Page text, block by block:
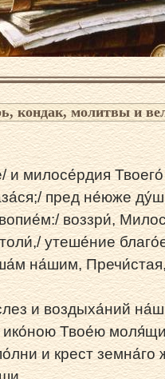
кондак, молитвы и
и милосе́рдия
пред не́юже
воззри́,
утеше́ние
на́шим,
и воздыха́ний
Твое́ю
и крест земна́го